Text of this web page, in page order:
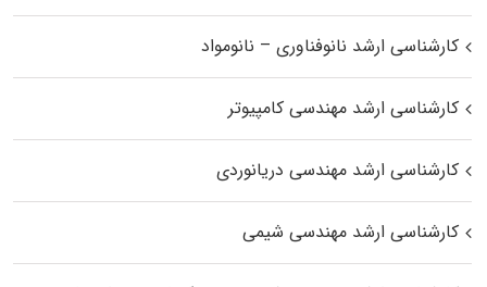
کارشناسی ارشد نانوفناوری – نانومواد
کارشناسی ارشد مهندسی کامپیوتر
کارشناسی ارشد مهندسی دریانوردی
کارشناسی ارشد مهندسی شیمی